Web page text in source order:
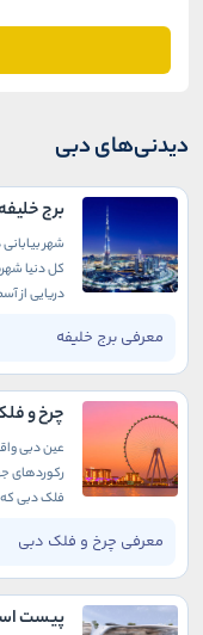
دیدنی‌های دبی
برج
معرفی برج خلیفه
شهر
کل دنیا
دریایی از
چرخ و
معرفی چرخ و فلک دبی
عین دبی
رکوردهای
فلک دبی که
هر
پیست